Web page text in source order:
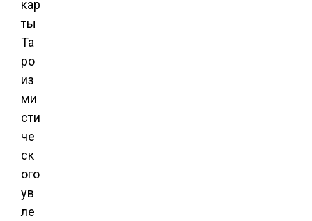
кар
ты
Та
ро
из
ми
сти
че
ск
ого
ув
ле